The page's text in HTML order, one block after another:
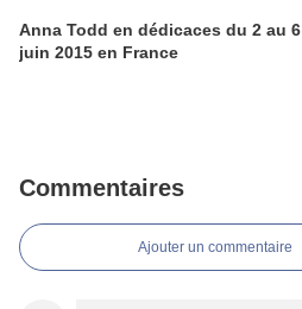
Anna Todd en dédicaces du 2 au 6
juin 2015 en France
Commentaires
Ajouter un commentaire